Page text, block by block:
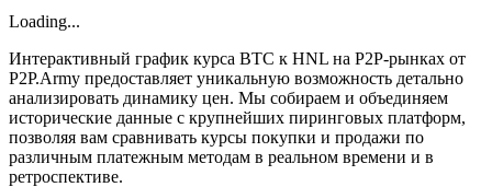
Loading...
Интерактивный график курса BTC к HNL на P2P-рынках от
P2P.Army предоставляет уникальную возможность детально
анализировать динамику цен. Мы собираем и объединяем
исторические данные с крупнейших пиринговых платформ,
позволяя вам сравнивать курсы покупки и продажи по
различным платежным методам в реальном времени и в
ретроспективе.